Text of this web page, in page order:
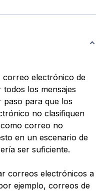
correo electrónico de
los mensajes
paso para que los
no clasifiquen
correo no
en un escenario de
ser suficiente.
correos electrónicos a
ejemplo, correos de